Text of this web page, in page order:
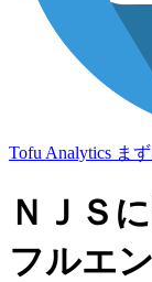
Tofu Analytics ま
ＮＪＳ
フルエ